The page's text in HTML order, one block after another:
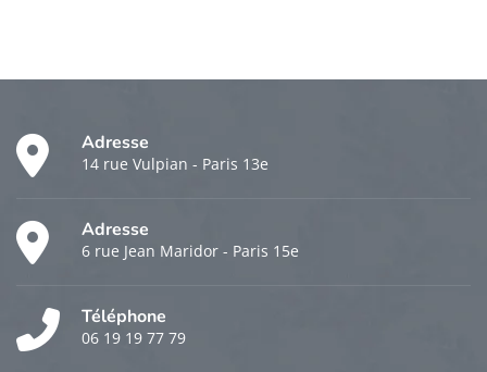
Adresse
14 rue Vulpian - Paris 13e
Adresse
6 rue Jean Maridor - Paris 15e
Téléphone
06 19 19 77 79